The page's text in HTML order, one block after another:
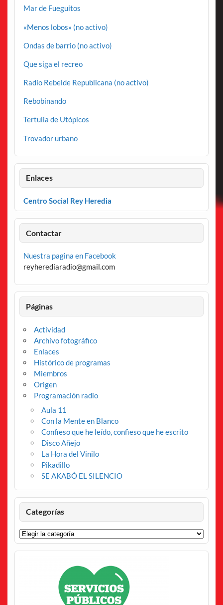
Mar de Fueguitos
«Menos lobos» (no activo)
Ondas de barrio (no activo)
Que siga el recreo
Radio Rebelde Republicana (no activo)
Rebobinando
Tertulia de Utópicos
Trovador urbano
Enlaces
Centro Social Rey Heredia
Contactar
Nuestra pagina en Facebook
reyherediaradio@gmail.com
Páginas
Actividad
Archivo fotográfico
Enlaces
Histórico de programas
Miembros
Origen
Programación radio
Aula 11
Con la Mente en Blanco
Confieso que he leído, confieso que he escrito
Disco Añejo
La Hora del Vinilo
Pikadillo
SE AKABÓ EL SILENCIO
Categorías
Categorías